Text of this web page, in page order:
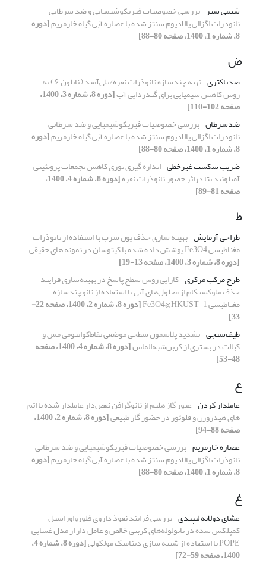
شیمی سبز بررسی خصوصیات فیزیکوشیمیایی و ضد سرطانی
نانوذرات اگزالی پالادیوم سنتز شده با عصاره آبی گیاه خارمریم[دوره
8، شماره 1، 1400، صفحه 80-88]
ض
ضدباکتری تهیه چندسازه نانوذرات نقره/پلی‌آمید ( نایلون ۶ ) به
روش کاهش شیمیایی برای گندزدایی آب [دوره 8، شماره 3، 1400،
صفحه 102-110]
ضدسرطان بررسی خصوصیات فیزیکوشیمیایی و ضد سرطانی
نانوذرات اگزالی پالادیوم سنتز شده با عصاره آبی گیاه خارمریم[دوره
8، شماره 1، 1400، صفحه 80-88]
ضریب شکست غیرخطی اندازه گیری نوری کاهش تجمعات پروتئینی
آمیلوئید بتا دراثر حضور نانوذرات نقره [دوره 8، شماره 4، 1400،
صفحه 81-89]
ط
طراحی آزمایش بهینه سازی حذف یون سرب با استفاده از نانوذرات
مغناطیسی Fe3O4 پوشش داده شده با کیتوسان در نمونه های حقیقی
[دوره 8، شماره 3، 1400، صفحه 13-19]
طرح مرکب مرکزی کارایی روش سطح پاسخ در بهینه‌سازی فرایند
حذف ملوکسیکام از محلول‌های آبی با استفاده از نانو‌چندسازه
مغناطیسی Fe3O4@HKUST-1 [دوره 8، شماره 2، 1400، صفحه 22-
33]
طیف‌سنجی تشدید پلاسمون ‌سطحی ‌موضعی نقاط‌کوانتومی مس و
کبالت در بستری از کربن‌شبه‌الماس [دوره 8، شماره 4، 1400، صفحه
48-53]
ع
عاملدار کردن عبور گاز هلیم از نانوگرافن نقص‌دار عاملدار شده با اتم
های هیدروژن و فلوئور در حضور گاز طبیعی [دوره 8، شماره 2، 1400،
صفحه 88-94]
عصاره خارمریم بررسی خصوصیات فیزیکوشیمیایی و ضد سرطانی
نانوذرات اگزالی پالادیوم سنتز شده با عصاره آبی گیاه خارمریم[دوره
8، شماره 1، 1400، صفحه 80-88]
غ
غشای دولایه لیپیدی بررسی فرایند نفوذ داروی فلورواوراسیل
کمپلکس شده در نانولوله‌های کربنی خالص و عامل دار از مدل غشایی
POPE با استفاده از شبیه سازی دینامیک مولکولی [دوره 8، شماره 4،
1400، صفحه 59-72]